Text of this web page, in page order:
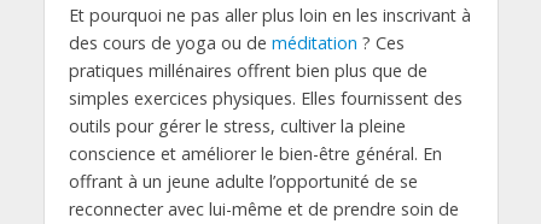
Et pourquoi ne pas aller plus loin en les inscrivant à
des cours de yoga ou de méditation ? Ces
pratiques millénaires offrent bien plus que de
simples exercices physiques. Elles fournissent des
outils pour gérer le stress, cultiver la pleine
conscience et améliorer le bien-être général. En
offrant à un jeune adulte l’opportunité de se
reconnecter avec lui-même et de prendre soin de